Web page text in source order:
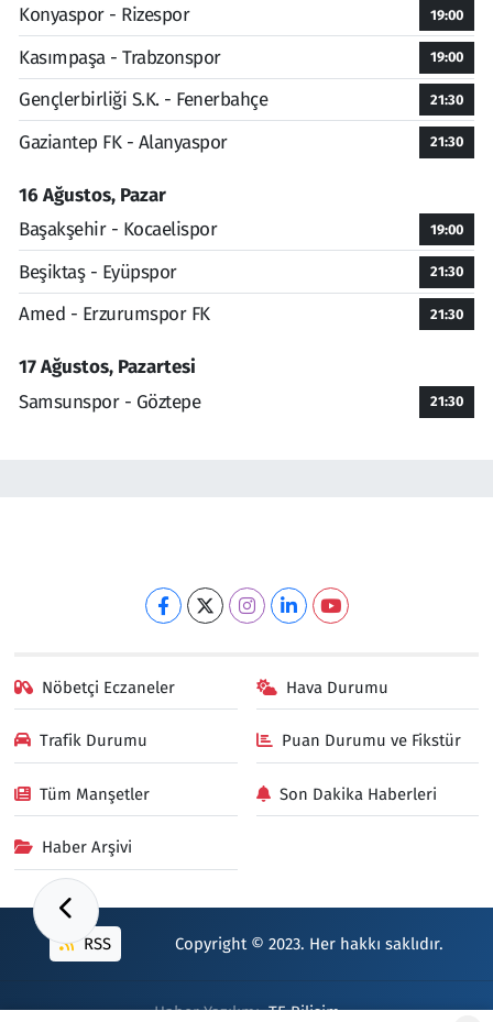
Konyaspor - Rizespor
19:00
Kasımpaşa - Trabzonspor 19:00
Gençlerbirliği S.K. - Fenerbahçe 21:30
Gaziantep FK - Alanyaspor 21:30
16 Ağustos, Pazar
Başakşehir - Kocaelispor
19:00
Beşiktaş - Eyüpspor 21:30
Amed - Erzurumspor FK 21:30
17 Ağustos, Pazartesi
Samsunspor - Göztepe
21:30
Nöbetçi Eczaneler Hava Durumu
Trafik Durumu Puan Durumu ve Fikstür
Tüm Manşetler Son Dakika Haberleri
Haber Arşivi
RSS Copyright © 2023. Her hakkı saklıdır.
Haber Yazılımı:TE Bilişim